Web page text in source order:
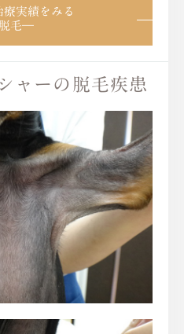
療実績をみる
毛―
ャーの脱毛疾患